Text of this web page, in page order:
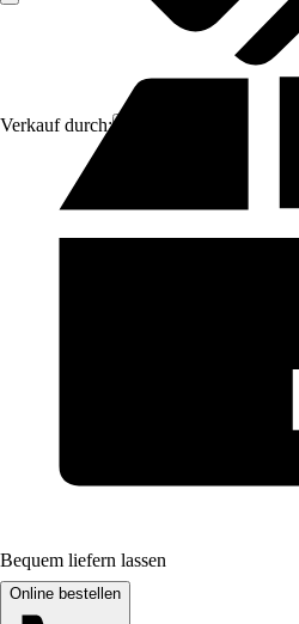
Verkauf durch:
Bequem liefern lassen
Online bestellen